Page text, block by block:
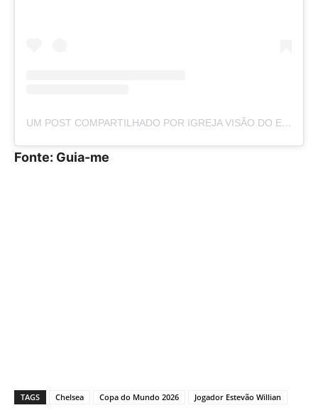
UM POST COMPARTILHADO POR IGREJA VISÃO DO EVANGELHO – FRANCA (@IVE.FRANCASP)
Fonte: Guia-me
TAGS Chelsea Copa do Mundo 2026 Jogador Estevão Willian